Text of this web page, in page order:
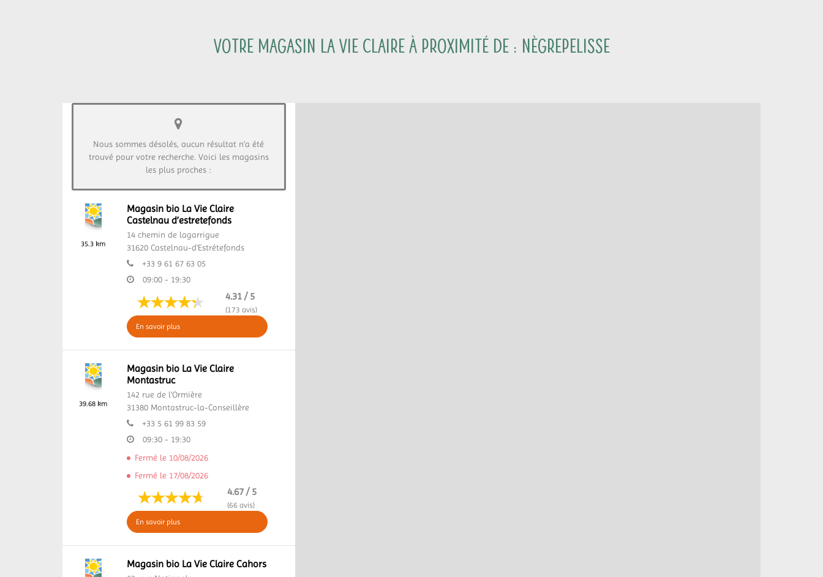
Votre magasin La Vie Claire à proximité de : Nègrepelisse
Nous sommes désolés, aucun résultat n’a été
trouvé pour votre recherche. Voici les magasins
les plus proches :
35.3 km
Magasin bio La Vie Claire
Castelnau d’estretefonds
14 chemin de lagarrigue
31620 Castelnau-d'Estrétefonds
+33 9 61 67 63 05
09:00 - 19:30
4.31 / 5
(173 avis)
En savoir plus
39.68 km
Magasin bio La Vie Claire
Montastruc
142 rue de l'Ormière
31380 Montastruc-la-Conseillère
+33 5 61 99 83 59
09:30 - 19:30
Fermé le 10/08/2026
Fermé le 17/08/2026
4.67 / 5
(66 avis)
En savoir plus
Magasin bio La Vie Claire Cahors